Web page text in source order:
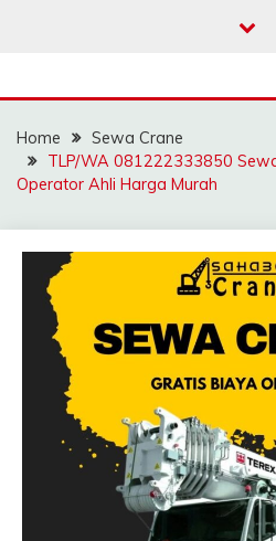
SAHABAT
JASA
FORKLIFT
Home
Sewa Crane
TLP/WA 081222333850
Operator Ahli Harga Murah